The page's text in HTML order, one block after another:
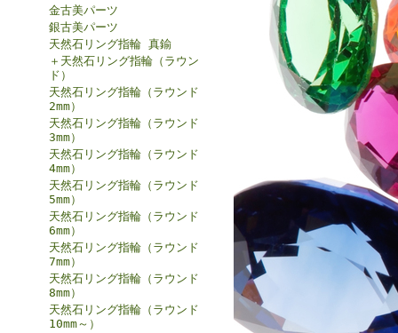
金古美パーツ
銀古美パーツ
天然石リング指輪 真鍮
＋天然石リング指輪（ラウン
ド）
天然石リング指輪（ラウンド
2mm）
天然石リング指輪（ラウンド
3mm）
天然石リング指輪（ラウンド
4mm）
天然石リング指輪（ラウンド
5mm）
天然石リング指輪（ラウンド
6mm）
天然石リング指輪（ラウンド
7mm）
天然石リング指輪（ラウンド
8mm）
天然石リング指輪（ラウンド
10mm～）